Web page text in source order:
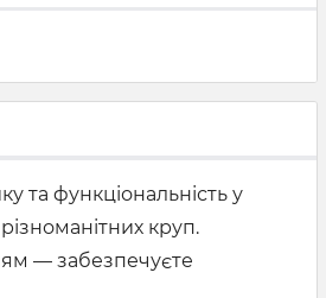
та функціональність у
круп.
— забезпечуєте